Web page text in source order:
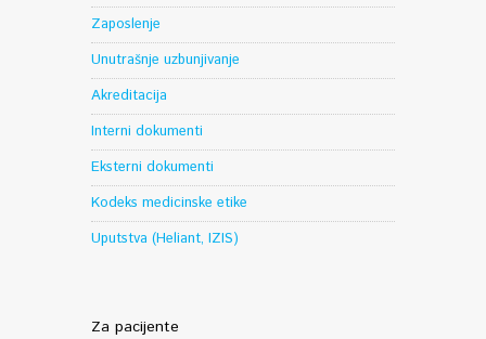
Zaposlenje
Unutrašnje uzbunjivanje
Akreditacija
Interni dokumenti
Eksterni dokumenti
Kodeks medicinske etike
Uputstva (Heliant, IZIS)
Za pacijente